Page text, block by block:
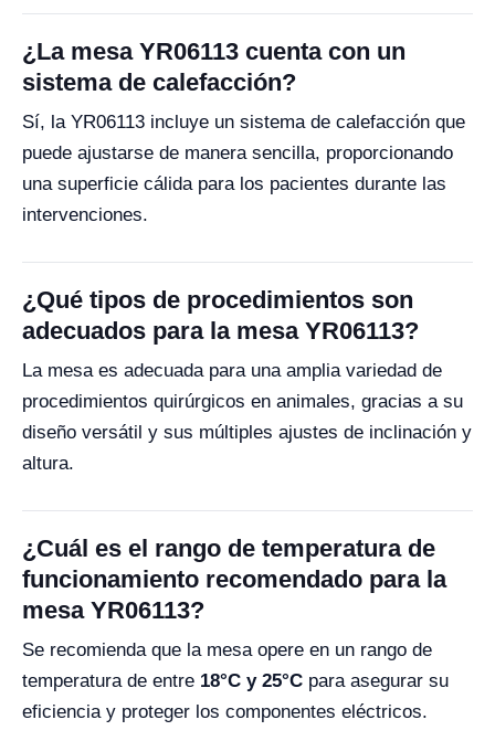
¿La mesa YR06113 cuenta con un
sistema de calefacción?
Sí, la YR06113 incluye un sistema de calefacción que
puede ajustarse de manera sencilla, proporcionando
una superficie cálida para los pacientes durante las
intervenciones.
¿Qué tipos de procedimientos son
adecuados para la mesa YR06113?
La mesa es adecuada para una amplia variedad de
procedimientos quirúrgicos en animales, gracias a su
diseño versátil y sus múltiples ajustes de inclinación y
altura.
¿Cuál es el rango de temperatura de
funcionamiento recomendado para la
mesa YR06113?
Se recomienda que la mesa opere en un rango de
temperatura de entre 18°C y 25°C para asegurar su
eficiencia y proteger los componentes eléctricos.